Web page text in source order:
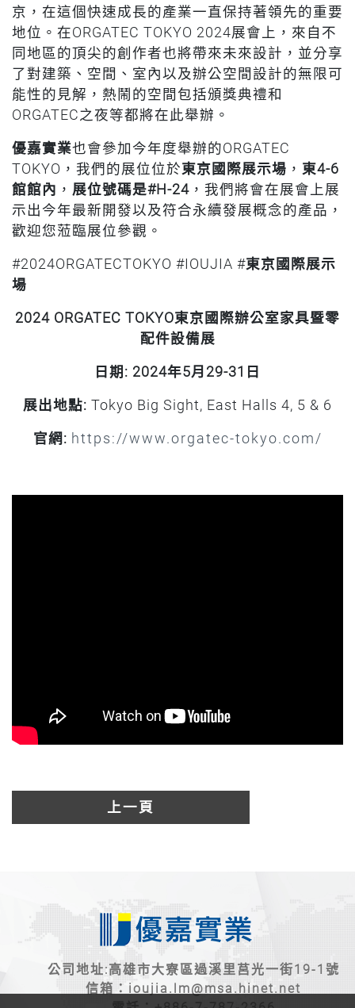
京，在這個快速成長的產業一直保持著領先的重要
地位。在ORGATEC TOKYO 2024展會上，來自不
同地區的頂尖的創作者也將帶來未來設計，並分享
了對建築、空間、室內以及辦公空間設計的無限可
能性的見解，熱鬧的空間包括頒獎典禮和
ORGATEC之夜等都將在此舉辦。
優嘉實業也會參加今年度舉辦的ORGATEC
TOKYO，我們的展位位於東京國際展示場 ， 東4-6
館館內 ， 展位號碼是#H-24 ，我們將會在展會上展
示出今年最新開發以及符合永續發展概念的產品，
歡迎您蒞臨展位參觀。
#2024ORGATECTOKYO #IOUJIA #東京國際展示
場
2024 ORGATEC TOKYO東京國際辦公室家具暨零
配件設備展
日期: 2024年5月29-31日
展出地點: Tokyo Big Sight, East Halls 4, 5 & 6
官網 : https://www.orgatec-tokyo.com/
上一頁
公司地址:高雄市大寮區過溪里莒光一街19-1號
信箱： ioujia.lm@msa.hinet.net